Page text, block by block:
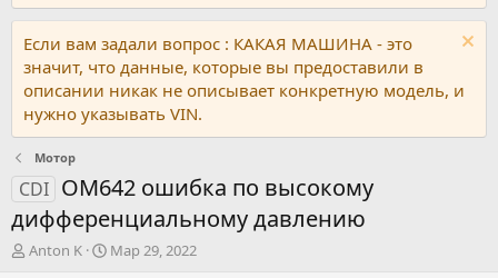
Если вам задали вопрос : КАКАЯ МАШИНА - это
значит, что данные, которые вы предоставили в
описании никак не описывает конкретную модель, и
нужно указывать VIN.
Мотор
CDI ОМ642 ошибка по высокому
дифференциальному давлению
А
Anton K
Д
Мар 29, 2022